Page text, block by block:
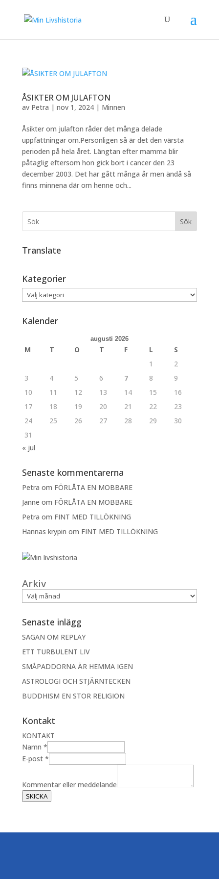
ÅSIKTER OM JULAFTON
av Petra | nov 1, 2024| Minnen
Åsikter om julafton råder det många delade
uppfattningar om.Personligen så är det den värsta
perioden på hela året. Längtan efter mamma blir
påtaglig eftersom hon gick bort i cancer den 23
december 2003. Det har gått många år men ändå så
finns minnena där om henne och...
Sök
Translate
Kategorier
Kategorier
Kalender
augusti 2026
M T O T F L
S
1
2
3
4 5 6 7 8
9
10
11 12 13 14 15
16
17
18 19 20 21 22
23
24
25 26 27 28 29
30
31
« jul
Senaste kommentarerna
Petra om FÖRLÅTA EN MOBBARE
Janne om FÖRLÅTA EN MOBBARE
Petra om FINT MED TILLÖKNING
Hannas krypin om FINT MED TILLÖKNING
Arkiv
Senaste inlägg
SAGAN OM REPLAY
ETT TURBULENT LIV
SMÅPADDORNA ÄR HEMMA IGEN
ASTROLOGI OCH STJÄRNTECKEN
BUDDHISM EN STOR RELIGION
Kontakt
KONTAKT
Namn *
N
m
n
K
E-post *
Kommentar eller meddelande
SKICKA